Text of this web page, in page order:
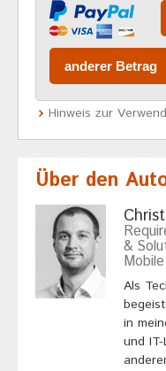
Hinweis zur
Über den
&
Mobile
Als
in
und